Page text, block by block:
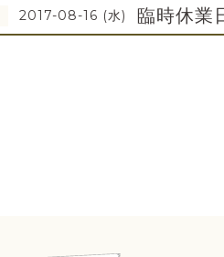
2017-08-16 (水) 臨時休業